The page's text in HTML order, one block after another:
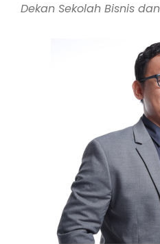
Dekan Sekolah Bisnis